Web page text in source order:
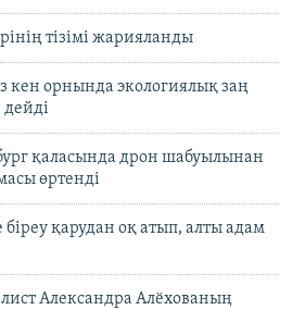
тізімі жарияланды
кен орнында экологиялық заң
дейді
қаласында дрон шабуылынан
өртенді
қарудан оқ атып, алты адам
Александра Алёхованың